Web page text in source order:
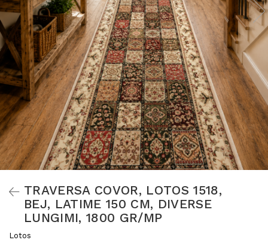
TRAVERSA COVOR, LOTOS 1518,
BEJ, LATIME 150 CM, DIVERSE
LUNGIMI, 1800 GR/MP
Lotos